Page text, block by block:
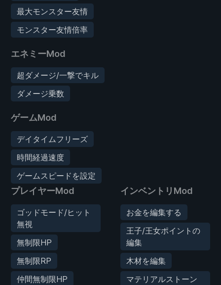
最大モンスター友情
モンスター友情倍率
エネミーMod
超ダメージ/一撃でキル
ダメージ乗数
ゲームMod
デイタイムフリーズ
時間経過速度
ゲームスピードを設定
プレイヤーMod
ゴッドモード/ヒット
無視
無制限HP
無制限RP
仲間無制限HP
インベントリMod
お金を編集する
王子/王女ポイントの
編集
木材を編集
マテリアルストーン